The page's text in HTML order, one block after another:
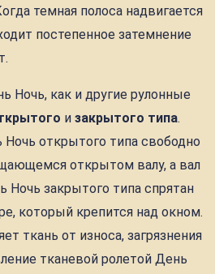
темная полоса надвигается
постепенное затемнение
Ночь, как и другие рулонные
и закрытого типа.
Ночь открытого типа свободно
открытом валу, а вал
Ночь закрытого типа спрятан
который крепится над окном.
ткань от износа, загрязнения
тканевой ролетой День